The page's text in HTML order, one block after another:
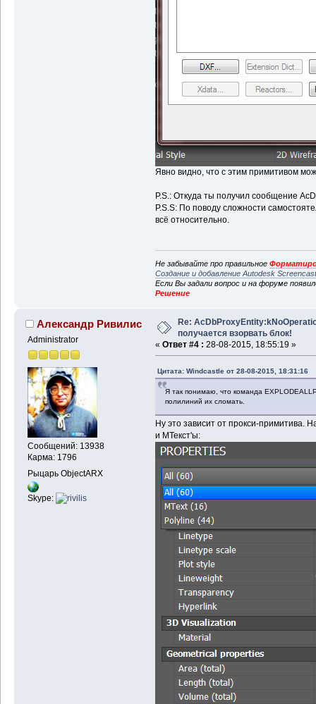
Явно видно, что с этим примитивом
P.S.: Откуда ты получил сообщение
P.S.S: По поводу сложности
всё относительно.
Не забывайте про правильное
Создание и добавление Autodesk
Если Вы задали вопрос и на форуме
Решение
Александр Ривилис
Administrator
Сообщений: 13938
Карма: 1796
Рыцарь ObjectARX
Skype:
Re:
получается взорвать блок!
« Ответ #4 : 28-08-2015, 18:55:19 »
Цитата: Windcastle от 28-08-2015, 18:31:16
Я так понимаю, что команда
полилиний их сломать.
Ну это зависит от прокси-примитива.
и МТекст'ы: